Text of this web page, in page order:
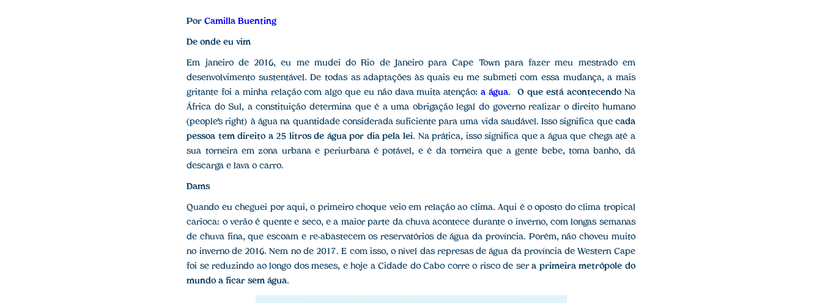
PorCamilla Buenting
De onde eu vim
Em janeiro de 2016, eu me mudei do Rio de Janeiro para Cape Town para fazer meu mestrado em
desenvolvimento sustentável. De todas as adaptações às quais eu me submeti com essa mudança, a mais
gritante foi a minha relação com algo que eu não dava muita atenção: a água.O que está acontecendoNa
África do Sul, a constituição determina que é a uma obrigação legal do governo realizar o direito humano
(people’s right) à água na quantidade considerada suficiente para uma vida saudável. Isso significa que cada
pessoa tem direito a 25 litros de água por dia pela lei. Na prática, isso significa que a água que chega até a
sua torneira em zona urbana e periurbana é potável, e é da torneira que a gente bebe, toma banho, dá
descarga e lava o carro.
Dams
Quando eu cheguei por aqui, o primeiro choque veio em relação ao clima. Aqui é o oposto do clima tropical
carioca: o verão é quente e seco, e a maior parte da chuva acontece durante o inverno, com longas semanas
de chuva fina, que escoam e re-abastecem os reservatórios de água da província. Porém, não choveu muito
no inverno de 2016. Nem no de 2017. E com isso, o nível das represas de água da província de Western Cape
foi se reduzindo ao longo dos meses, e hoje a Cidade do Cabo corre o risco de sera primeira metrópole do
mundo a ficar sem água.